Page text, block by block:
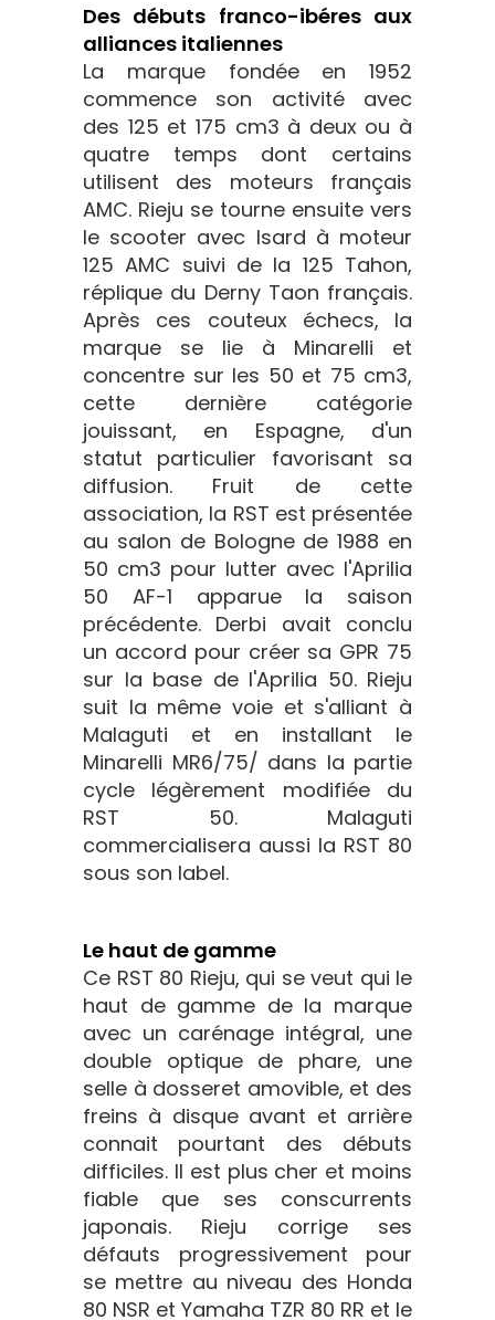
Des débuts franco-ibéres aux
alliances italiennes
La marque fondée en 1952
commence son activité avec
des 125 et 175 cm3 à deux ou à
quatre temps dont certains
utilisent des moteurs français
AMC. Rieju se tourne ensuite vers
le scooter avec Isard à moteur
125 AMC suivi de la 125 Tahon,
réplique du Derny Taon français.
Après ces couteux échecs, la
marque se lie à Minarelli et
concentre sur les 50 et 75 cm3,
cette dernière catégorie
jouissant, en Espagne, d'un
statut particulier favorisant sa
diffusion. Fruit de cette
association, la RST est présentée
au salon de Bologne de 1988 en
50 cm3 pour lutter avec l'Aprilia
50 AF-1 apparue la saison
précédente. Derbi avait conclu
un accord pour créer sa GPR 75
sur la base de l'Aprilia 50. Rieju
suit la même voie et s'alliant à
Malaguti et en installant le
Minarelli MR6/75/ dans la partie
cycle légèrement modifiée du
RST 50. Malaguti
commercialisera aussi la RST 80
sous son label.
Le haut de gamme
Ce RST 80 Rieju, qui se veut qui le
haut de gamme de la marque
avec un carénage intégral, une
double optique de phare, une
selle à dosseret amovible, et des
freins à disque avant et arrière
connait pourtant des débuts
difficiles. Il est plus cher et moins
fiable que ses conscurrents
japonais. Rieju corrige ses
défauts progressivement pour
se mettre au niveau des Honda
80 NSR et Yamaha TZR 80 RR et le